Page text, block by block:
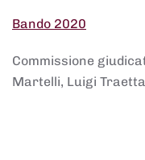
Bando 2020
Commissione
Martelli, Luigi